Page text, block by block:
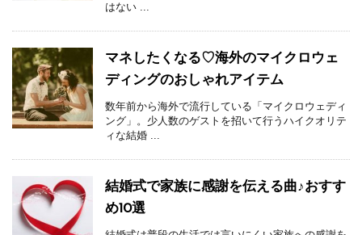
はない ...
マネしたくなる♡海外のマイクロウェ
ディングのおしゃれアイテム
数年前から海外で流行している「マイクロウェディ
ング」。少人数のゲストを招いて行うハイクオリテ
ィな結婚 ...
結婚式で家族に感謝を伝える曲♪おすす
め10選